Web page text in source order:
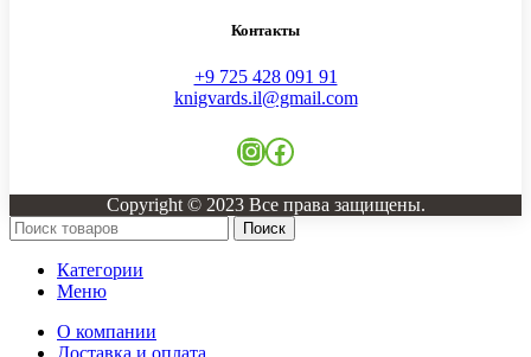
Контакты
+9 725 428 091 91
knigvards.il@gmail.com
Instagram
Facebook
Copyright © 2023 Все права защищены.
Поиск
Категории
Меню
О компании